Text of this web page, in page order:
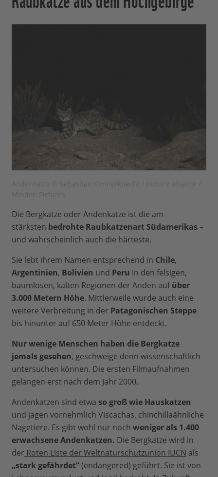
Die Bergkatze oder Andenkatze ist die am
stärksten bedrohte Raubkatzenart Südamerikas –
und wahrscheinlich auch die härteste.
Sie lebt ihrem Namen entsprechend in Chile,
Argentinien, Bolivien und Peru in den felsigen,
baumlosen, kalten Regionen der Anden aufüber
3.000 Metern Höhe. Mittlerweile wurde auch eine
weitere Verbreitung in der Patagonischen Steppe
bis hinunter auf 650 Meter Höhe entdeckt.
Nur wenige Menschen haben die Bergkatze
jemals gesehen, geschweige denn wissenschaftlich
untersuchen können. Die ersten Filmaufnahmen
gelangen erst nach dem Jahr 2000.
Andenkatzen sind etwa so groß wie Hauskatzen
und jagen vornehmlich Viscachas, chinchillaähnliche
Nagetiere. Es gibt wohl nur noch weniger als 1.400
erwachsene Andenkatzen. Die Bergkatze wird in
der Roten Liste der Weltnaturschutzunion IUCN als
„stark gefährdet“(endangered) geführt. Sie ist von